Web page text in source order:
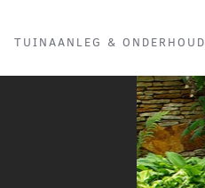
TUINAANLEG & ONDERHOUD